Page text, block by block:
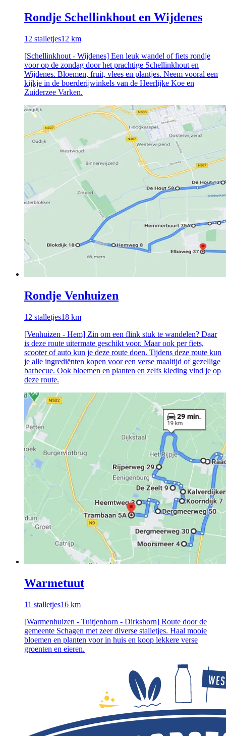
Rondje Schellinkhout en Wijdenes
12 stalletjes12 km
[Schellinkhout - Wijdenes] Een leuk wandel of fiets rondje
voor op de zondag door het prachtige Schellinkhout en
Wijdenes. Bloemen, fruit, vlees en plantjes. Neem vooral een
kijkje in de boerderijwinkels van de Heerlijke Koe en
Zuiderzee Varken.
Rondje Venhuizen
12 stalletjes18 km
[Venhuizen - Hem] Zin om een flink stuk te wandelen? Daar
is deze route uitermate geschikt voor. Maar ook per fiets,
scooter of auto kun je deze route doen. Tijdens deze route kun
je alle ingrediënten kopen voor een verse maaltijd of gezellige
barbecue. Ook bloemen en planten en zelfs kleding vind je op
deze route.
Warmetuut
11 stalletjes16 km
[Warmenhuizen - Tuitjenhorn - Dirkshorn] Route door de
gemeente Schagen met zeer diverse stalletjes. Haal mooie
bloemen en planten voor in huis en koop lekkere verse
groenten en eieren.